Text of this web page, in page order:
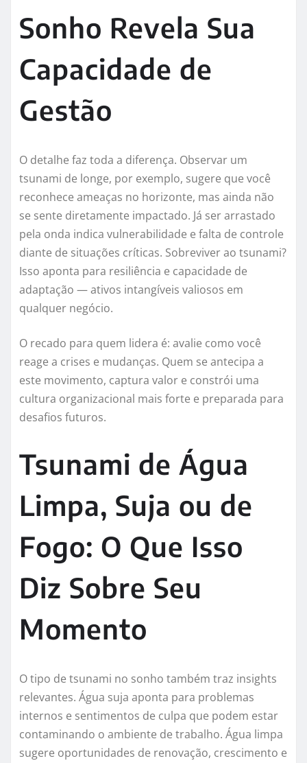
Sonho Revela Sua
Capacidade de
Gestão
O detalhe faz toda a diferença. Observar um
tsunami de longe, por exemplo, sugere que você
reconhece ameaças no horizonte, mas ainda não
se sente diretamente impactado. Já ser arrastado
pela onda indica vulnerabilidade e falta de controle
diante de situações críticas. Sobreviver ao tsunami?
Isso aponta para resiliência e capacidade de
adaptação — ativos intangíveis valiosos em
qualquer negócio.
O recado para quem lidera é: avalie como você
reage a crises e mudanças. Quem se antecipa a
este movimento, captura valor e constrói uma
cultura organizacional mais forte e preparada para
desafios futuros.
Tsunami de Água
Limpa, Suja ou de
Fogo: O Que Isso
Diz Sobre Seu
Momento
O tipo de tsunami no sonho também traz insights
relevantes. Água suja aponta para problemas
internos e sentimentos de culpa que podem estar
contaminando o ambiente de trabalho. Água limpa
sugere oportunidades de renovação, crescimento e